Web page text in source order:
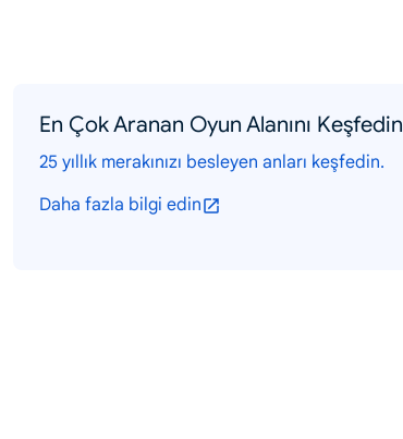
En Çok Aranan Oyun Alanını Keşfedin
25 yıllık merakınızı besleyen anları keşfedin.
Daha fazla bilgi edin